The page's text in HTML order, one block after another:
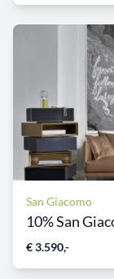
San Giacomo
10% San
€ 3.590,-